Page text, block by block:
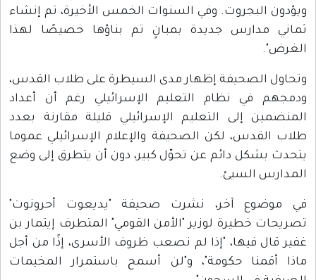
ويؤدون البجروت. وفي السنوات الخمس الأخيرة، تم إنشاء
ثماني مدارس جديدة بمبانٍ تم بناؤها خصيصًا لهذا
الغرض".
وتحاول الصحيفة إظهار مدى السيطرة على طلاب القدس،
ودمجهم في نظام التعليم الإسرائيلي رغم أن أعداد
المنضمين إلى التعليم الإسرائيلي قليلة مقارنة بعدد
طلاب القدس، لكن الصحيفة والإعلام الإسرائيلي عموما
يتحدث بشكل دائم عن تحوّل كبير، دون أن يتطرق إلى وضع
المدارس السيئ.
في موضوع آخر، نشرت صحيفة "يديعوت أحرونوت"
تصريحات خطيرة لوزير "الأمن القومي" المتطرف إيتمار بن
غفير قال فيها، "إذا لم نصعب ظروف الأسرى، إذًا من أجل
ماذا أقمنا حكومة"، و"لن أسمح باستمرار المخيمات